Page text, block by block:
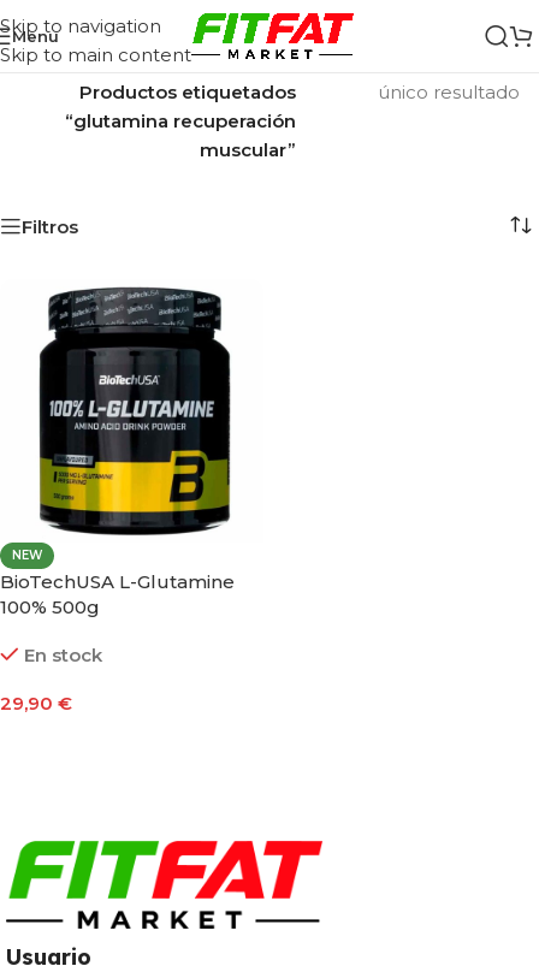
Skip to navigation
Skip to main content
Menu
Inicio/
Productos etiquetados
“glutamina recuperación
muscular”
único resultado
Filtros
NEW
BioTechUSA L-Glutamine
100% 500g
En stock
29,90 €
Usuario